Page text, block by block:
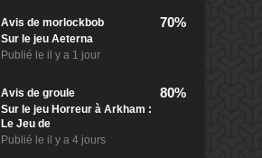
Avis de morlockbob
Sur le jeu Aeterna
Publié le il y a 1 jour
70%
Avis de groule
Sur le jeu Horreur à Arkham :
Le Jeu de
Publié le il y a 4 jours
80%